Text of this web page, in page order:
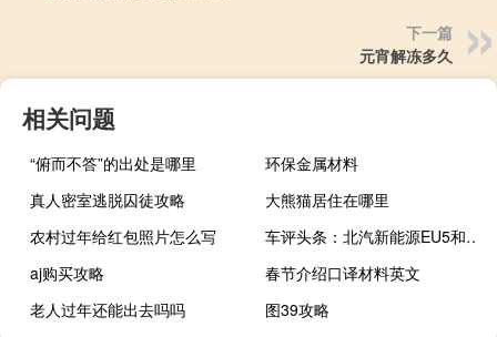
下一篇
元宵解冻多久
相关问题
“俯而不答”的出处是哪里
环保金属材料
真人密室逃脱囚徒攻略
大熊猫居住在哪里
农村过年给红包照片怎么写
车评头条：北汽新能源EU5和长安逸动续航比拼
aj购买攻略
春节介绍口译材料英文
老人过年还能出去吗吗
图39攻略